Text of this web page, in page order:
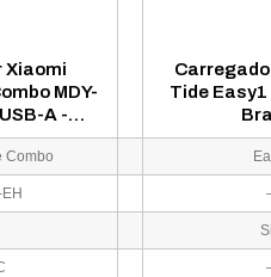
Xiaomi
MDY-
A -
Tide Easy1
Combo